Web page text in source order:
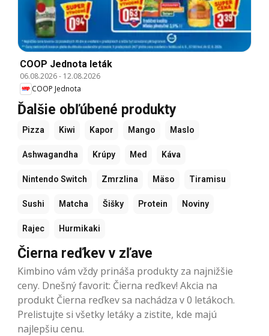
COOP Jednota leták
06.08.2026- 12.08.2026
COOP Jednota
Ďalšie obľúbené produkty
Pizza Kiwi Kapor Mango Maslo
Ashwagandha Krúpy Med Káva
Nintendo Switch Zmrzlina Mäso Tiramisu
Sushi Matcha Šišky Protein Noviny
Rajec Hurmikaki
Čierna reďkev v zľave
Kimbino vám vždy prináša produkty za najnižšie
ceny. Dnešný favorit: Čierna reďkev! Akcia na
produkt Čierna reďkev sa nachádza v 0 letákoch.
Prelistujte si všetky letáky a zistite, kde majú
najlepšiu cenu.